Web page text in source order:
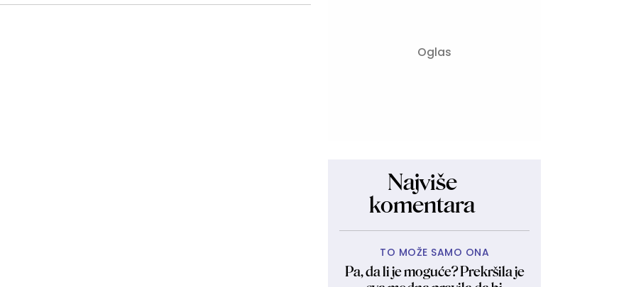
Najviše
komentara
TO MOŽE SAMO ONA
Pa, da li je moguće? Prekršila je